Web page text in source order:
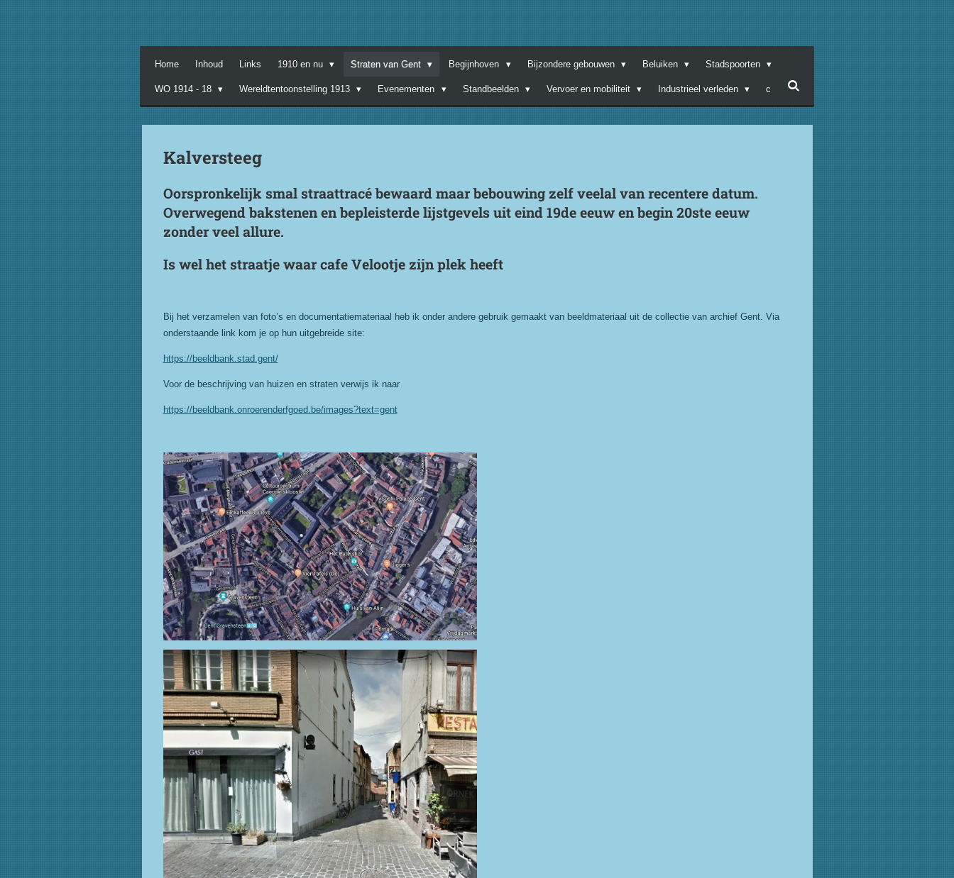
Home Inhoud Links 1910 en nu Straten van Gent Begijnhoven Bijzondere gebouwen Beluiken Stadspoorten
WO 1914 - 18 Wereldtentoonstelling 1913 Evenementen Standbeelden Vervoer en mobiliteit Industrieel verleden c
Kalversteeg
Oorspronkelijk smal straattracé bewaard maar bebouwing zelf veelal van recentere datum.
Overwegend bakstenen en bepleisterde lijstgevels uit eind 19de eeuw en begin 20ste eeuw
zonder veel allure.
Is wel het straatje waar cafe Velootje zijn plek heeft
Bij het verzamelen van foto’s en documentatiemateriaal heb ik onder andere gebruik gemaakt van beeldmateriaal uit de collectie van archief Gent. Via
onderstaande link kom je op hun uitgebreide site:
https://beeldbank.stad.gent/
Voor de beschrijving van huizen en straten verwijs ik naar
https://beeldbank.onroerenderfgoed.be/images?text=gent